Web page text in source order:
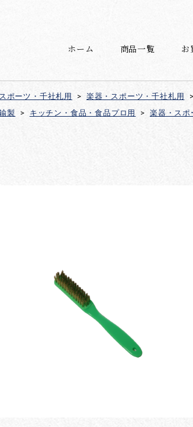
ホーム 商品一覧 お
ポーツ・千社札用 > 楽器・スポーツ・千社札用 >
製 > キッチン・食品・食品プロ用 > 楽器・スポ